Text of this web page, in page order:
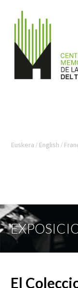
Euskera English
El